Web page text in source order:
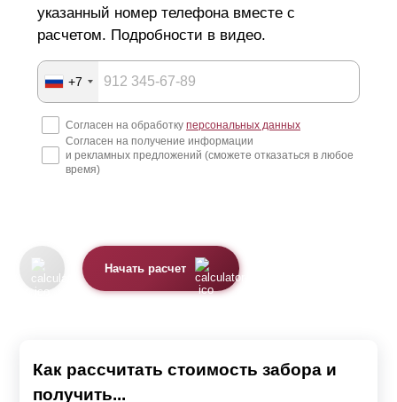
указанный номер телефона вместе с
расчетом. Подробности в видео.
+7
Согласен на обработку персональных данных
Согласен на получение информации
и рекламных предложений (сможете отказаться в любое
время)
Начать расчет
Как рассчитать стоимость забора и
получить...